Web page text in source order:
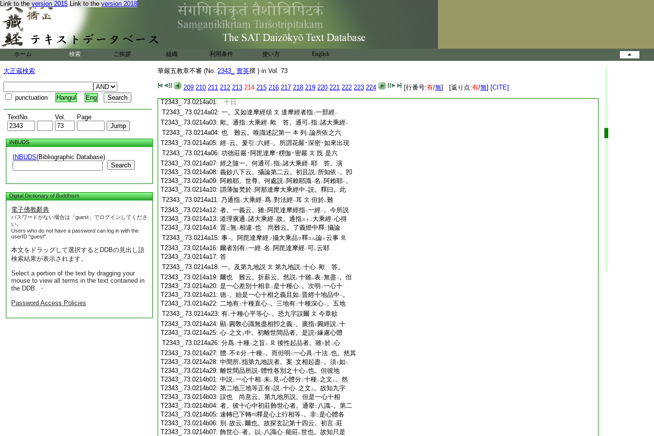
Link to the version 2015 Link to the version 2018
ホーム 検索 ご挨拶 組織 利用条件 使い方 English
大正蔵検索
punctuation Hangul Eng
TextNo. Vol. Page
INBUDS
INBUDS(Bibliographic Database)
Search
Digital Dictionary of Buddhism
電子佛教辭典
パスワードがない場合は「guest」でログインしてくださ
い。
Users who do not have a password can log in with the
userID "guest".
本文をドラッグして選択するとDDBの見出し語
検索結果が表示されます。
Select a portion of the text by dragging your
mouse to view all terms in the text contained in
the DDB. ・
Password Access Policies
華嚴五教章不審 (No. 2343_ 實英撰 ) in Vol. 73
209 210 211 212 213 214 215 216 217 218 219 220 221 222 223 224 [行番号:有/無] [返り点:有/無] [CITE]
T2343_.73.0213c20:虚融平等不二故云二一心一歟。眞妄和合染淨
T2343_.73.0213c21: 不二故名二 一心 歟 答。第一義眞心名
T2343_.73.0213c22:二 一也 難云。正見二論文一大有 二二段一
歸本門云。一切三界唯心轉故 文 若偏依二
此門 。旣推末歸本故且可 云 眞心 。但依
第
T2343_.73.0213c25:二本末依持門 者。卽云 此是二諦差別等
T2343_.73.0213c26: 知眞妄和合染淨不二故名 一心 見 章主
T2343_.73.0213c27:何偏判云二眞心 一耶 答。當段云。釋爲第一義
T2343_.73.0213c28: 眞心也 但於 難者。雖 二門異 。而同以
第
T2343_.73.0214a01:
十日
T2343_.73.0214a02: 一。又如達摩經頌 文 達摩經者指二一部經一
T2343_.73.0214a03: 歟。通指二 大乘經一歟 答。通可レ指二諸大乘經一
T2343_.73.0214a04: 也 難云。唯識述記第一 本 列 二論所依之六
T2343_.73.0214a05: 經一云。爰引 二六經一。所謂花嚴･深密･如來出現
T2343_.73.0214a06: 功徳莊嚴･阿毘達摩･楞伽･密嚴 文 旣 是六
T2343_.73.0214a07: 經之隨一。何通可レ指二諸大乘經一耶 答。演
T2343_.73.0214a08: 義鈔八下云。攝論第二云。初且説二 所知依 一。卽
T2343_.73.0214a09: 阿賴耶。世尊。何處説二 阿賴耶識一名 二 阿賴耶一。
T2343_.73.0214a10: 謂薄伽梵於二 阿那達摩大乘經中一説。釋曰。此
T2343_.73.0214a11: 乃通指二 大乘經一爲二對法經一耳 文 但於レ難
T2343_.73.0214a12: 者。一義云。雖三阿毘達摩經指二一經一。今所説
T2343_.73.0214a13: 道理廣通 二諸大乘經一故。通指スト 二 大乘經一心得
T2343_.73.0214a14: 置ニ無二相違一也 尚難云。了義燈中釋二攝論
T2343_.73.0214a15: 事一。阿毘達摩經ノ攝大乘品 ヲ釋スル論 ト 云事 見
T2343_.73.0214a16: 爾者別有二一經一名 二 阿毘達摩經一可レ云耶
T2343_.73.0214a17: 答
T2343_.73.0214a18: 一。及第九地説 文 第九地説二十心一歟 答。
T2343_.73.0214a19: 爾也 難云。折薪云。然説レ十雖レ表二無盡一。但
T2343_.73.0214a20: 是一心差別十相非二是十種心一。次明 二一心十
T2343_.73.0214a21: 徳一。始是一心十相之義且如 二晋經十地品中一。
T2343_.73.0214a22: 二地有二十種直心一。三地有二十種深心一。五地
T2343_.73.0214a23: 有二十種心平等心一。恐九字誤爾 文 今章欲
T2343_.73.0214a24: 顯二 圓敎心識無盡相卽之義一。廣指下 圓經説二十
T2343_.73.0214a25: 心一之文 上中。初離世間品者。是説下緣慮心體
T2343_.73.0214a26: 分爲二十種一之旨 上 見 後性起品者。雖下於二心
T2343_.73.0214a27: 體一不 分二十種一。而但明 三一心具二十法一也。然其
T2343_.73.0214a28: 中間所レ指第九地説者。案二文相起盡一。須下如 二
T2343_.73.0214a29: 離世間品所説一體性各別之十心 上也。但彼地
T2343_.73.0214b01: 中説二一心十相一未レ 見下心體分二十種一之文 上 。然
T2343_.73.0214b02: 第二地三地等正有下説二十心一之文 上 。故知九字
T2343_.73.0214b03: 誤也 尚意云。第九地所説。但是一心十相
T2343_.73.0214b04: 者。彼十心中初莊飾世心者。通擧二 八識一。第二
T2343_.73.0214b05: 速轉已下轉 釋是心上行相等一。非二是心體各
T2343_.73.0214b06: 別 一故云 レ爾也。故探玄記第十四云。初言二莊
T2343_.73.0214b07: 飾世心一者。以 二 八識心一能莊レ世也。故知只是